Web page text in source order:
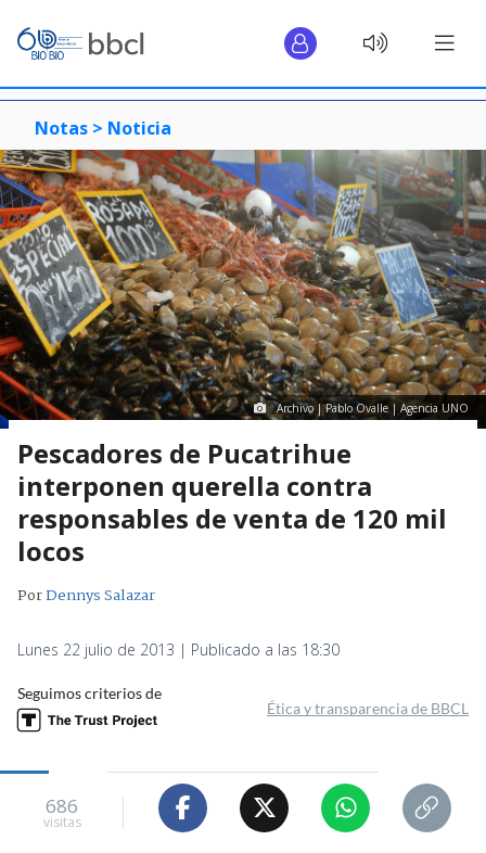
Notas > Noticia
Archivo | Pablo Ovalle | Agencia UNO
Pescadores de Pucatrihue
interponen querella contra
responsables de venta de 120 mil
locos
PorDennys Salazar
Lunes 22 julio de 2013 | Publicado a las 18:30
Seguimos criterios de
Ética y transparencia de BBCL
686
visitas